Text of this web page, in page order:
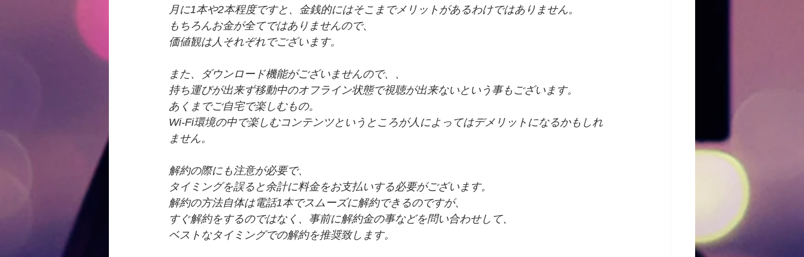
月に1本や2本程度ですと、金銭的にはそこまでメリットがあるわけではありません。
もちろんお金が全てではありませんので、
価値観は人それぞれでございます。
また、ダウンロード機能がございませんので、、
持ち運びが出来ず移動中のオフライン状態で視聴が出来ないという事もございます。
あくまでご自宅で楽しむもの。
Wi-Fi環境の中で楽しむコンテンツというところが人によってはデメリットになるかもしれ
ません。
解約の際にも注意が必要で、
タイミングを誤ると余計に料金をお支払いする必要がございます。
解約の方法自体は電話1本でスムーズに解約できるのですが、
すぐ解約をするのではなく、事前に解約金の事などを問い合わせして、
ベストなタイミングでの解約を推奨致します。